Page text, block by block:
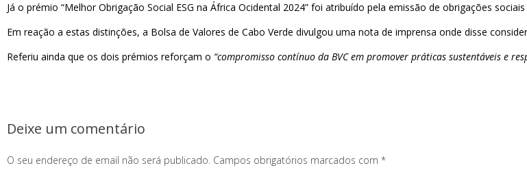
Já o prémio “Melhor Obrigação Social ESG na África Ocidental 2024” foi atribuído pela emissão de obrigações
Em reação a estas distinções, a Bolsa de Valores de Cabo Verde divulgou uma nota de imprensa onde disse
Referiu ainda que os dois prémios reforçam o “compromisso contínuo da BVC em promover práticas sustentáveis e
Deixe um comentário
O seu endereço de email não será publicado. Campos obrigatórios marcados com *